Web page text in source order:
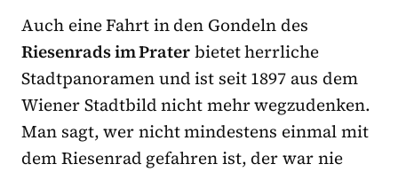
Auch eine Fahrt in den Gondeln des
Riesenrads im Praterbietet herrliche
Stadtpanoramen und ist seit 1897 aus dem
Wiener Stadtbild nicht mehr wegzudenken.
Man sagt, wer nicht mindestens einmal mit
dem Riesenrad gefahren ist, der war nie